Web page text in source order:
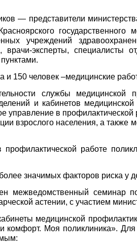
— представители
государственного
учреждений
эксперты, специалисты
150 человек –медицинские
службы медицинской
и кабинетов
управление в
взрослого населения, а
работе
значимых факторов риска у
межведомственный семинар
астении, с участием
медицинской
комфорт. Моя поликлиника».